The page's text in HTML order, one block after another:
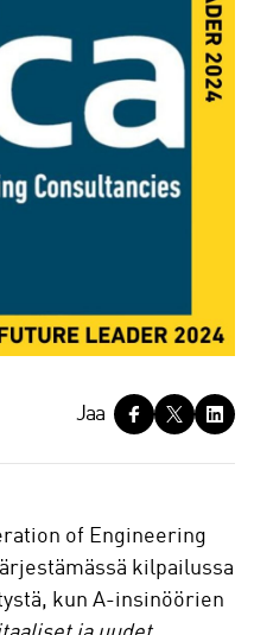
Jaa
of Engineering
kilpailussa
kun A-insinöörien